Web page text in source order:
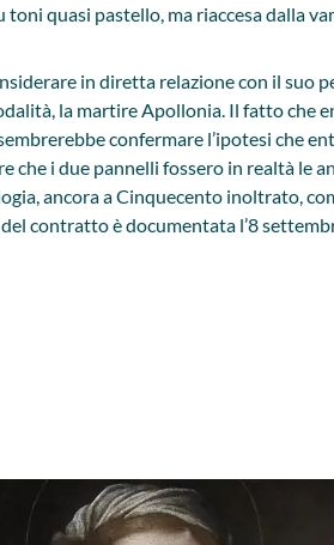
toni quasi pastello, ma riaccesa dalla
in diretta relazione con il suo
la martire Apollonia. Il fatto che
confermare l’ipotesi che
che i due pannelli fossero in realtà le
ancora a Cinquecento inoltrato,
contratto è documentata l’8